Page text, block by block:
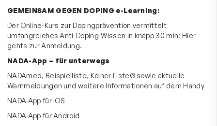
GEMEINSAM GEGEN DOPING e-Learning:
Der Online-Kurs zur Dopingprävention vermittelt
umfangreiches Anti-Doping-Wissen in knapp 30 min: Hier
gehts zur Anmeldung.
NADA-App – für unterwegs
NADAmed, Beispielliste, Kölner Liste® sowie aktuelle
Warnmeldungen und weitere Informationen auf dem Handy
NADA-App für iOS
NADA-App für Android